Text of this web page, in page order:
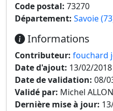
Code postal: 73270
Département: Savoie
Informations
Contributeur: fouchard
Date d'ajout: 13/02/
Date de validation: 08/
Validé par: Michel
Dernière mise à jour: